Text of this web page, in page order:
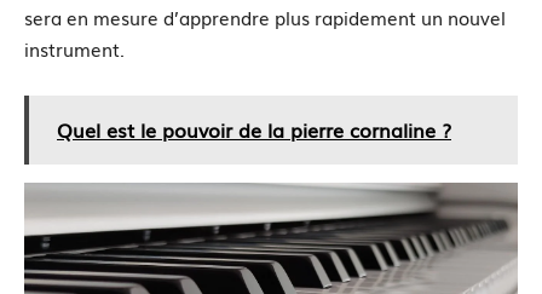
sera en mesure d’apprendre plus rapidement un nouvel
instrument.
Quel est le pouvoir de la pierre cornaline ?